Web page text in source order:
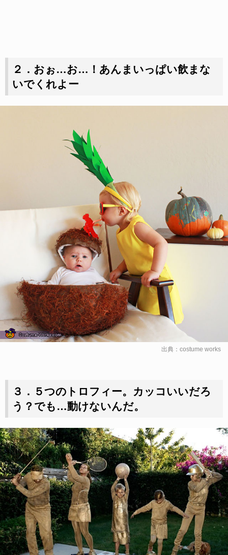
２．おぉ…お…！あんまいっぱい飲まな
いでくれよー
出典： costume works
３．５つのトロフィー。カッコいいだろ
う？でも…動けないんだ。